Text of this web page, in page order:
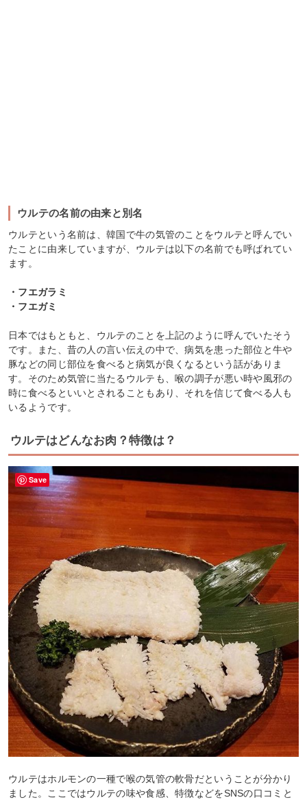
ウルテの名前の由来と別名
ウルテという名前は、韓国で牛の気管のことをウルテと呼んでい
たことに由来していますが、ウルテは以下の名前でも呼ばれてい
ます。
・フエガラミ
・フエガミ
日本ではもともと、ウルテのことを上記のように呼んでいたそう
です。また、昔の人の言い伝えの中で、病気を患った部位と牛や
豚などの同じ部位を食べると病気が良くなるという話がありま
す。そのため気管に当たるウルテも、喉の調子が悪い時や風邪の
時に食べるといいとされることもあり、それを信じて食べる人も
いるようです。
ウルテはどんなお肉？特徴は？
ウルテはホルモンの一種で喉の気管の軟骨だということが分かり
ました。ここではウルテの味や食感、特徴などをSNSの口コミと
Save